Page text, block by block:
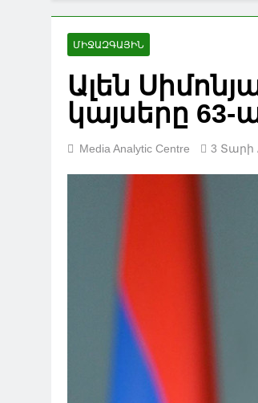
ՄԻՋԱԶԳԱՅԻՆ
Ալեն
կայսերը
Media Analytic Centre 3 Տարի